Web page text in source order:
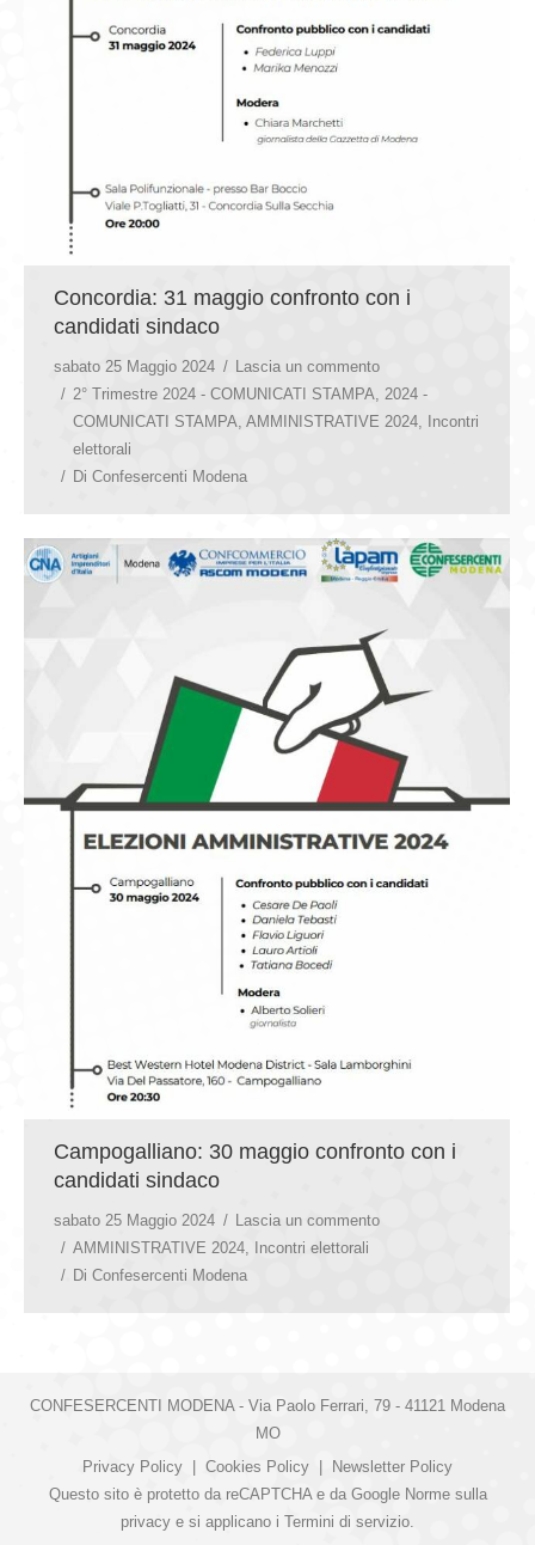
Concordia: 31 maggio confronto con i
candidati sindaco
sabato 25 Maggio 2024
Lascia un commento
2° Trimestre 2024 - COMUNICATI STAMPA
2024 -
COMUNICATI STAMPA AMMINISTRATIVE 2024
Incontri
elettorali
Di Confesercenti Modena
Campogalliano: 30 maggio confronto con i
candidati sindaco
sabato 25 Maggio 2024
Lascia un commento
AMMINISTRATIVE 2024,
Incontri elettorali
Di Confesercenti Modena
CONFESERCENTI MODENA - Via Paolo Ferrari, 79 - 41121 Modena
MO
Privacy Policy
Cookies Policy
Newsletter Policy
Questo sito è protetto da reCAPTCHA e da Google Norme sulla
privacy e si applicano i Termini di servizio.